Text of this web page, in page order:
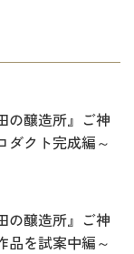
の醸造所』ご神
ダクト完成編～
の醸造所』ご神
品を試案中編～